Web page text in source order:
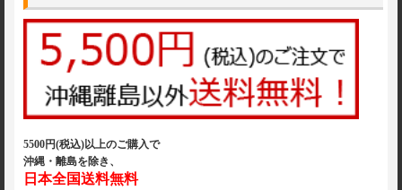
5500円(税込)以上のご購入で
沖縄・離島を除き、
日本全国送料無料